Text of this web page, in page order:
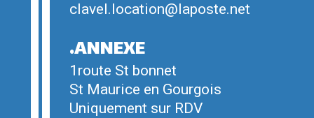
clavel.location@laposte.net
.ANNEXE
1route St bonnet
St Maurice en Gourgois
Uniquement sur RDV